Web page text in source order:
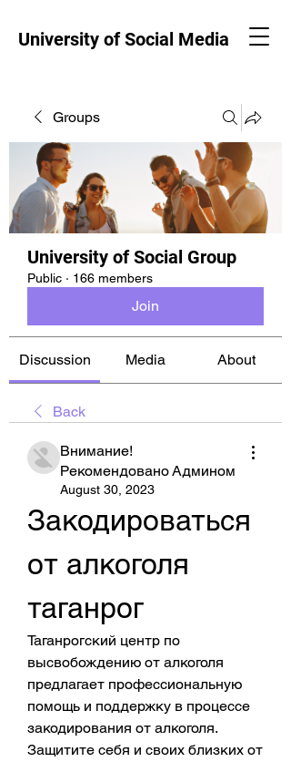
University of Social Media
Groups
University of Social Group
Public · 166 members
Join
Discussion Media About
Back
Внимание!
Рекомендовано Админом
August 30, 2023
Закодироваться
от алкоголя
таганрог
Таганрогский центр по
высвобождению от алкоголя
предлагает профессиональную
помощь и поддержку в процессе
закодирования от алкоголя.
Защитите себя и своих близких от